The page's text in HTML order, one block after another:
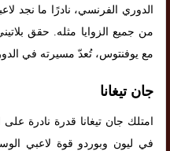
الدوري الفرنسي، نادرًا ما نجد
من جميع الزوايا مثله. حقق
مع يوفنتوس، تُعدّ مسيرته في
جان تيغانا
امتلك جان تيغانا قدرة نادرة
في ليون وبوردو قوة لاعبي